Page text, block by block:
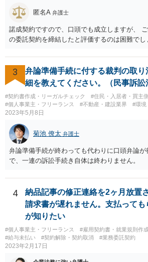
で自らの支配下に置きたかったのではないかと
匿名A 弁護士
諾成契約ですので、口頭でも成立しますが、
の委託契約を締結したと評価するのは困難でし
3
弁論準備手続に付する裁判の取
細を教えてください。（民事訴訟
#契約書作成・リーガルチェック
#住民・入居者・買主側
#個人事業主・フリーランス
#不動産・建設業界 #環境
2023年5月8日
菊池 僚太 弁護士
弁論準備手続が終わっても代わりに口頭弁論
で、一連の訴訟手続き自体は終わりません。
4
納品記事の修正連絡を2ヶ月放置
請求書が遅れません。支払って
が知りたい
#個人事業主・フリーランス #雇用契約書・就業規則作
#給与未払い
#契約解除・契約取消 #業務委託契約
2023年2月17日